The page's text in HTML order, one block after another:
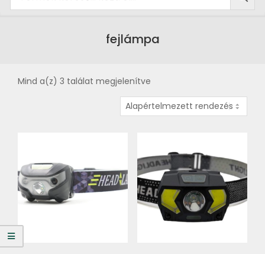
fejlámpa
Mind a(z) 3 találat megjelenítve